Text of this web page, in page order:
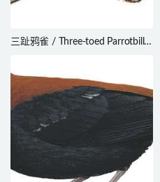
三趾鸦雀 / Three-toed Parrotbill /